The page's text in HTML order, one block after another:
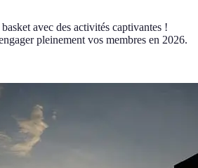
avec des activités captivantes !
pleinement vos membres en 2026.